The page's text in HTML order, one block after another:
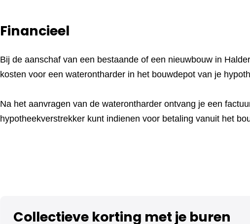
Financieel
Bij de aanschaf van een bestaande of een nieuwbouw in
kosten voor een waterontharder in het bouwdepot van je
Na het aanvragen van de waterontharder ontvang je een
hypotheekverstrekker kunt indienen voor betaling vanuit het
Collectieve korting met je buren